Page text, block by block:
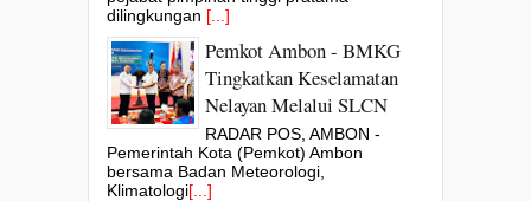
dilingkungan [...]
Pemkot Ambon - BMKG
Tingkatkan Keselamatan
Nelayan Melalui SLCN
RADAR POS, AMBON -
Pemerintah Kota (Pemkot) Ambon
bersama Badan Meteorologi,
Klimatologi[...]